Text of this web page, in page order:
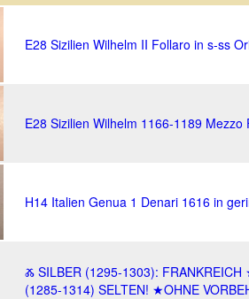
E28 Sizilien Wilhelm II Follaro in s-ss
E28 Sizilien Wilhelm 1166-1189
H14 Italien Genua 1 Denari 1616 in
Ⰶ SILBER (1295-1303): FRANKREICH
(1285-1314) SELTEN! ★OHNE